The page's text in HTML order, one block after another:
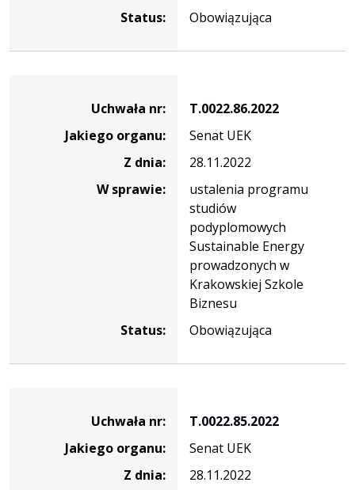
Status:
Obowiązująca
T.0022.86.2022
Uchwała nr:
T.0022.86.2022
Jakiego organu:
Senat UEK
Z dnia:
28.11.2022
W sprawie:
ustalenia programu
studiów
podyplomowych
Sustainable Energy
prowadzonych w
Krakowskiej Szkole
Biznesu
Status:
Obowiązująca
T.0022.85.2022
Uchwała nr:
T.0022.85.2022
Jakiego organu:
Senat UEK
Z dnia:
28.11.2022